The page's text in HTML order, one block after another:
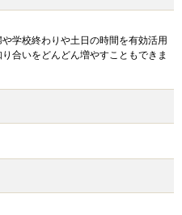
学校終わりや土日の時間を有効活用
合いをどんどん増やすこともできま